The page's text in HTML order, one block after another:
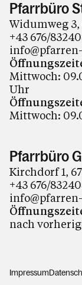
Pfarrbüro
Widumweg 3,
+43 676/
Mittwoch:
Uhr
Mittwoch:
Pfarrbüro
Kirchdorf 1,
+43 676/
nach
Impressum